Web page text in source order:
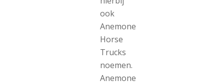
ook
Anemone
Horse
Trucks
noemen.
Anemone